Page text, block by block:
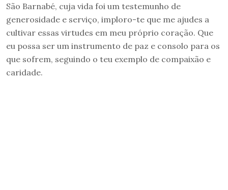
São Barnabé, cuja vida foi um testemunho de
generosidade e serviço, imploro-te que me ajudes a
cultivar essas virtudes em meu próprio coração. Que
eu possa ser um instrumento de paz e consolo para os
que sofrem, seguindo o teu exemplo de compaixão e
caridade.